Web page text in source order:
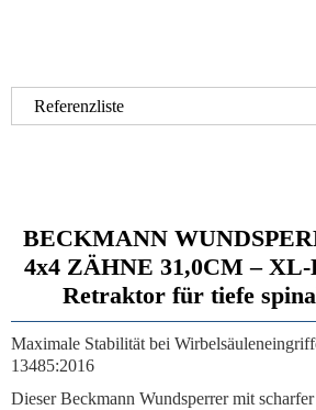
Referenzliste
BECKMANN
4x4 ZÄHNE 31,0CM –
Retraktor für tiefe
Maximale Stabilität bei
13485:2016
DieserBeckmann Wundsperrer mit